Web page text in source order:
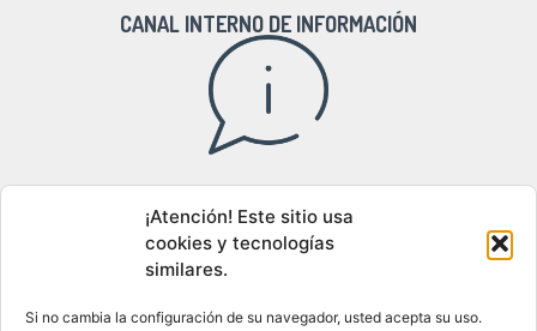
¡Atención! Este sitio usa
cookies y tecnologías
similares.
Si no cambia la configuración de su navegador, usted acepta su uso.
CANAL INTERNO DE INFORMACIÓN
DÓNDE ESTAMOS